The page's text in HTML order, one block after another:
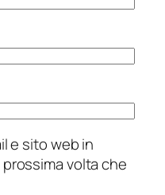
e sito web in
volta che